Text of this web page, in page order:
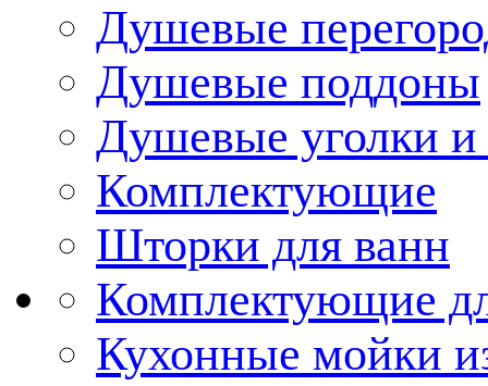
Душевые
Душевые поддоны
Душевые уголки и
Комплектующие
Шторки для ванн
Комплектующие
Кухонные мойки